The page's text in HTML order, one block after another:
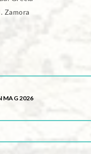
Zamora
MAG 2026